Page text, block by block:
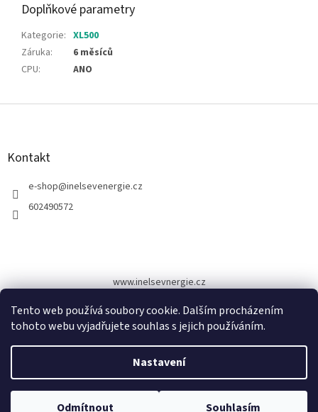
Tento web používá soubory cookie. Dalším procházením
tohoto webu vyjadřujete souhlas s jejich používáním.
Nastavení
Odmítnout Souhlasím
Doplňkové parametry
Kategorie: XL500
Záruka:
6 měsíců
CPU: ANO
Z
Kontakt
e-shop@inelsevenergie.cz
602490572
www.inelsevnergie.cz
Copyright 2026INELSEV ENERGIE E-Shop. Všechna práva
vyhrazena.
Upravit nastavení cookies